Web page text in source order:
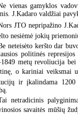
vienas gamyklos
J.Kadaro valdžiai
JTO nepripažino
nesiėmė jokių
neteisėto keršto dar
politinės
1849 metų revoliucija
o kariniai veiksmai
ir įkalindama
netradicinis
savaitės mūšių